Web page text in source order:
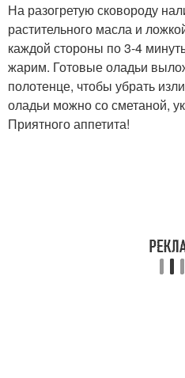
На разогретую сковороду
растительного масла и
каждой стороны по 3-4
жарим. Готовые оладьи
полотенце, чтобы убрать
оладьи можно со сметаной,
Приятного аппетита!